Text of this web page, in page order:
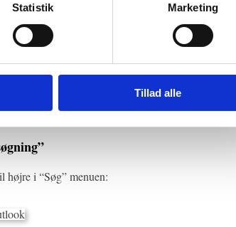
Statistik Marketing
Tillad alle
i værktøjslinjen, der hedder
i “Søg” menuen: